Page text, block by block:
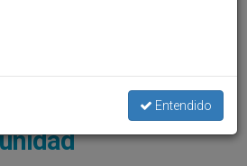
pide ayuda
la crisis humana
Entendido